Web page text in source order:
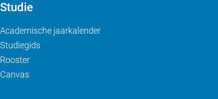
Studie
Academische jaarkalender
Studiegids
Rooster
Canvas